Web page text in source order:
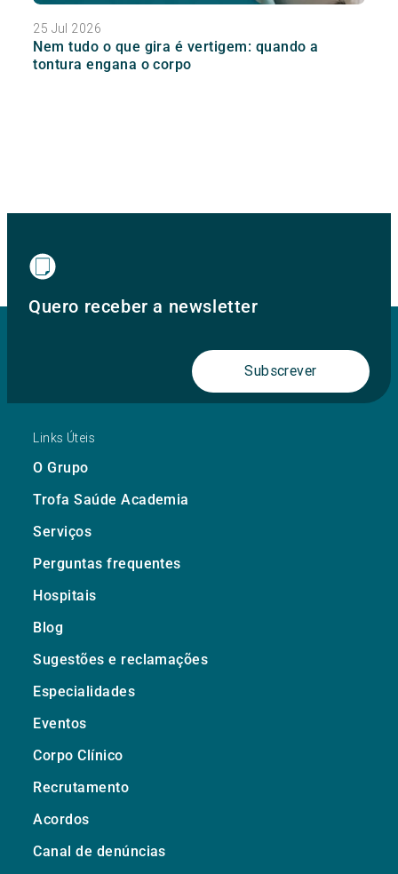
25 Jul 2026
Nem tudo o que gira é vertigem: quando a
tontura engana o corpo
Quero receber a newsletter
Subscrever
Links Úteis
O Grupo
Trofa Saúde Academia
Serviços
Perguntas frequentes
Hospitais
Blog
Sugestões e reclamações
Especialidades
Eventos
Corpo Clínico
Recrutamento
Acordos
Canal de denúncias